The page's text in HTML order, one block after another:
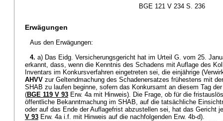
BGE 121 V 234 S. 236
Erwägungen
Aus den Erwägungen:
4. a) Das Eidg. Versicherungsgericht hat im Urteil G. vom 25.
erkannt, dass, wenn die Kenntnis des Schadens mit Auflage des
Inventars im Konkursverfahren eingetreten sei, die einjährige
AHVV zur Geltendmachung des Schadenersatzes frühestens mit
SHAB zu laufen beginne, sofern das Konkursamt an diesem Tag
(BGE 119 V 93 Erw. 4a mit Hinweis). Die Frage, ob für die
öffentliche Bekanntmachung im SHAB, auf die tatsächliche
oder auf das Ende der Auflagefrist abzustellen sei, hat das Gericht
V 93 Erw. 4a i.f. mit Hinweis auf die nachfolgenden Erw. 4b-d).